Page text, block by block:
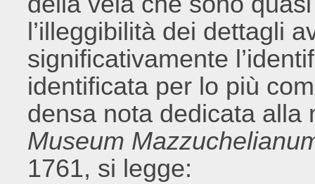
l’illeggibilità dei dettagli
significativamente
identificata per lo più
densa nota dedicata alla
Museum
1761, si legge: